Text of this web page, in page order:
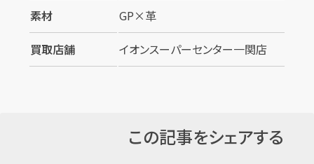
素材
GP×革
買取店舗
イオンスーパーセンター一関店
この記事をシェアする